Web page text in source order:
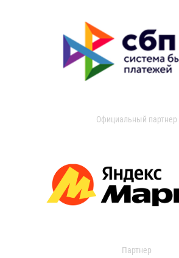
Официальный партнер
Партнер